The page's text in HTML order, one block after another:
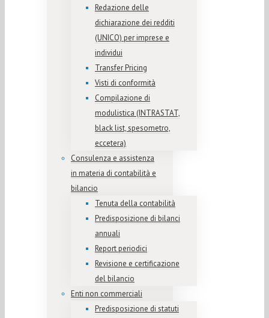
Redazione delle
dichiarazione dei redditi
(UNICO) per imprese e
individui
Transfer Pricing
Visti di conformità
Compilazione di
modulistica (INTRASTAT,
black list, spesometro,
eccetera)
Consulenza e assistenza
in materia di contabilità e
bilancio
Tenuta della contabilità
Predisposizione di bilanci
annuali
Report periodici
Revisione e certificazione
del bilancio
Enti non commerciali
Predisposizione di statuti